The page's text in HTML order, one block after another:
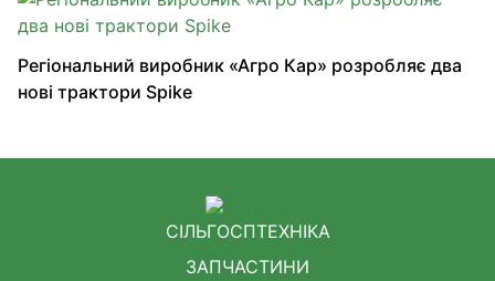
Регіональний виробник «Агро Кар» розробляє два
нові трактори Spike
СІЛЬГОСПТЕХНІКА
ЗАПЧАСТИНИ